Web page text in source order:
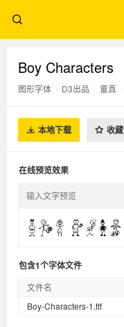
Boy Characters
图形字体 D3出品 童真
本地下载 收藏
在线预览效果
包含1个字体文件
文件名
Boy-Characters-1.ttf